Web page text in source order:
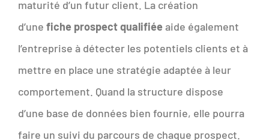
maturité d’un futur client. La création
d’une fiche prospect qualifiée aide également
l’entreprise à détecter les potentiels clients et à
mettre en place une stratégie adaptée à leur
comportement. Quand la structure dispose
d’une base de données bien fournie, elle pourra
faire un suivi du parcours de chaque prospect.